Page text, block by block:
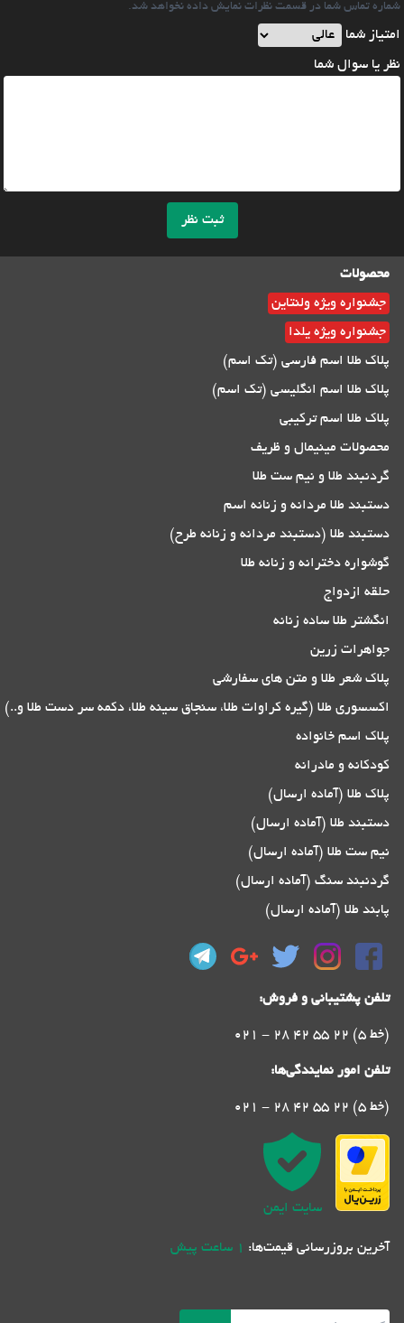
شماره تماس شما در قسمت نظرات نمایش داده نخواهد شد.
امتیاز شما
نظر یا سوال شما
ثبت نظر
محصولات
جشنواره ویژه ولنتاین
جشنواره ویژه یلدا
پلاک طلا اسم فارسی (تک اسم)
پلاک طلا اسم انگلیسی (تک اسم)
پلاک طلا اسم ترکیبی
محصولات مینیمال و ظریف
گردنبند طلا و نیم ست طلا
دستبند طلا مردانه و زنانه اسم
دستبند طلا (دستبند مردانه و زنانه طرح)
گوشواره دخترانه و زنانه طلا
حلقه ازدواج
انگشتر طلا ساده زنانه
جواهرات زرین
پلاک شعر طلا و متن های سفارشی
اکسسوری طلا (گیره کراوات طلا، سنجاق سینه طلا، دکمه سر دست طلا و..)
پلاک اسم خانواده
کودکانه و مادرانه
پلاک طلا (آماده ارسال)
دستبند طلا (آماده ارسال)
نیم ست طلا (آماده ارسال)
گردنبند سنگ (آماده ارسال)
پابند طلا (آماده ارسال)
تلفن پشتیبانی و فروش:
021 - 28 42 55 22 (5 خط)
تلفن امور نمایندگی‌ها:
021 - 28 42 55 22 (5 خط)
سایت ایمن
آخرین بروزرسانی قیمت‌ها: 1 ساعت پیش